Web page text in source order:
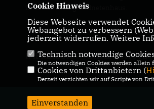
im Berliner Abgeordnetenhaus.
IMPRESSUM DATENSCHUTZ
Cookie Hinweis
Diese Webseite verwendet
Webangebot zu verbessern
jederzeit widerrufen. Weitere
Technisch notwendige
Die notwendigen Cookies werden allein
Cookies von Drittanbietern (
Derzeit verzichten wir auf Scripte von
Einverstanden